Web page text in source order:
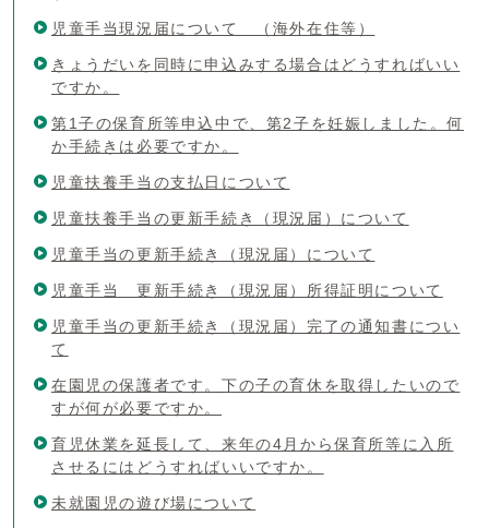
児童手当現況届について （海外在住等）
きょうだいを同時に申込みする場合はどうすればいい
ですか。
第1子の保育所等申込中で、第2子を妊娠しました。何
か手続きは必要ですか。
児童扶養手当の支払日について
児童扶養手当の更新手続き（現況届）について
児童手当の更新手続き（現況届）について
児童手当 更新手続き（現況届）所得証明について
児童手当の更新手続き（現況届）完了の通知書につい
て
在園児の保護者です。下の子の育休を取得したいので
すが何が必要ですか。
育児休業を延長して、来年の4月から保育所等に入所
させるにはどうすればいいですか。
未就園児の遊び場について